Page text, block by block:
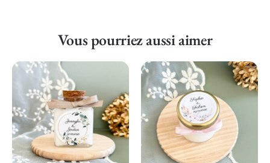
Vous pourriez aussi aimer